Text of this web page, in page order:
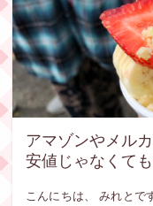
アマゾンやメル
安値じゃなくて
こんにちは、 みれとで